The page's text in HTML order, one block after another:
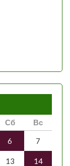
Сб Вс
6 7
13 14